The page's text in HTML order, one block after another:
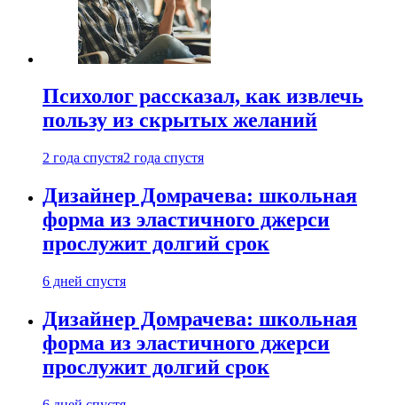
Психолог рассказал, как извлечь
пользу из скрытых желаний
2 года спустя2 года спустя
Дизайнер Домрачева: школьная
форма из эластичного джерси
прослужит долгий срок
6 дней спустя
Дизайнер Домрачева: школьная
форма из эластичного джерси
прослужит долгий срок